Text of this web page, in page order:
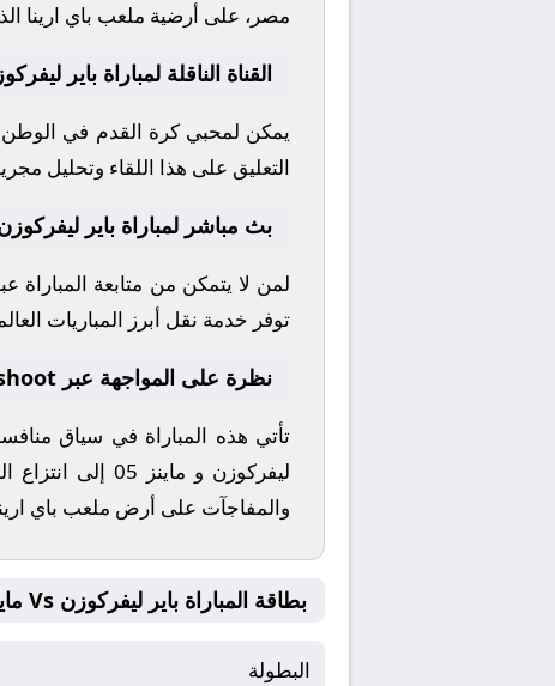
مصر، على أرضية ملعب باي ارينا
القناة الناقلة لمباراة باير
يمكن لمحبي كرة القدم في الوطن
التعليق على هذا اللقاء وتحليل
بث مباشر لمباراة باير ليفركوزن و
لمن لا يتمكن من متابعة المباراة
توفر خدمة نقل أبرز المباريات
نظرة على المواجهة عبر yallashoot
تأتي هذه المباراة في سياق
ليفركوزن و ماينز 05
إلى انتزاع
والمفاجآت على أرض ملعب باي
بطاقة المباراة باير ليفركوزن Vs ماينز 05
البطولة